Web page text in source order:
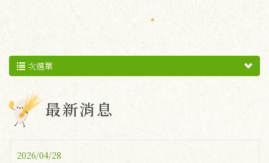
次選單
最新消息
2026/04/28